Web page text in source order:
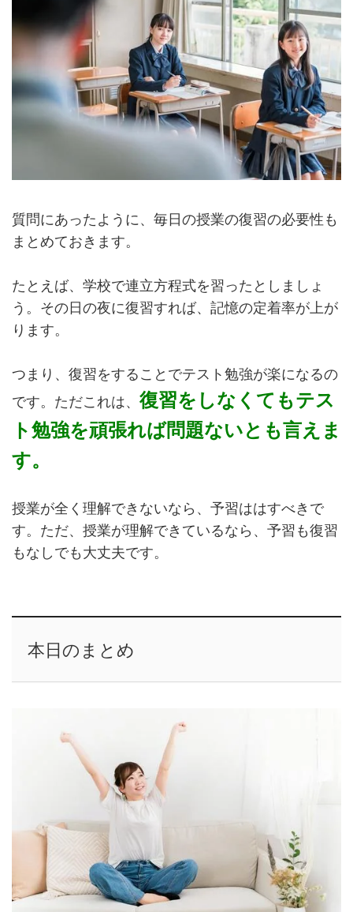
質問にあったように、毎日の授業の復習の必要性も
まとめておきます。
たとえば、学校で連立方程式を習ったとしましょ
う。その日の夜に復習すれば、記憶の定着率が上が
ります。
つまり、復習をすることでテスト勉強が楽になるの
です。ただこれは、 復習をしなくてもテス
ト勉強を頑張れば問題ないとも言えま
す。
授業が全く理解できないなら、予習ははすべきで
す。ただ、授業が理解できているなら、予習も復習
もなしでも大丈夫です。
本日のまとめ